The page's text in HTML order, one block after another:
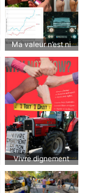
Ma valeur n’est ni
marchande ni raciale
Vivre dignement